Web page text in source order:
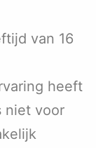
van 16
heeft
niet voor